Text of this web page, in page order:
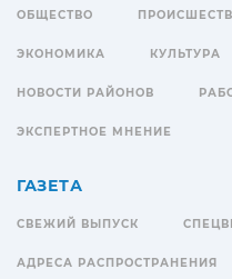
ОБЩЕСТВО
ЭКОНОМИКА КУЛЬТУРА
НОВОСТИ РАЙОНОВ
ЭКСПЕРТНОЕ МНЕНИЕ
ГАЗЕТА
СВЕЖИЙ ВЫПУСК
АДРЕСА РАСПРОСТРАНЕНИЯ